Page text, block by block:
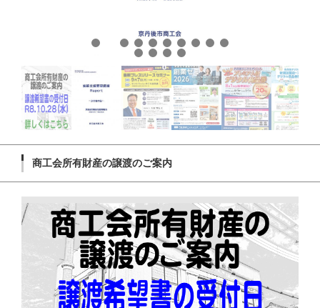
商工会所有財産の譲渡のご案内